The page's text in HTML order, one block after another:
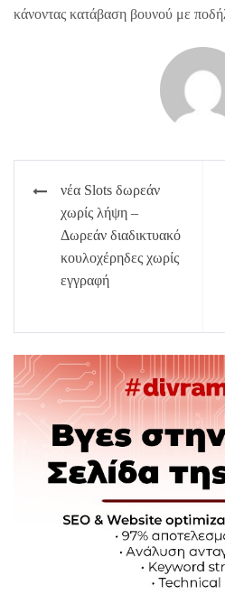
κάνοντας κατάβαση βουνού με
Πλοήγηση
άρθρων
νέα Slots δωρεάν
χωρίς λήψη –
Δωρεάν διαδικτυακό
κουλοχέρηδες χωρίς
εγγραφή